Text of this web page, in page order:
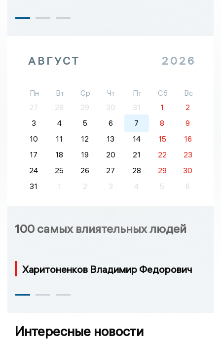
АВГУСТ 2026
Пн Вт Ср Чт Пт Сб
Вс
27
28 29 30 31 1
2
3
4 5 6 7 8
9
10
11 12 13 14 15
16
17
18 19 20 21 22
23
24
25 26 27 28 29
30
31
1 2 3 4 5 6
100 самых влиятельных людей
Харитоненков Владимир Федорович
Интересные новости